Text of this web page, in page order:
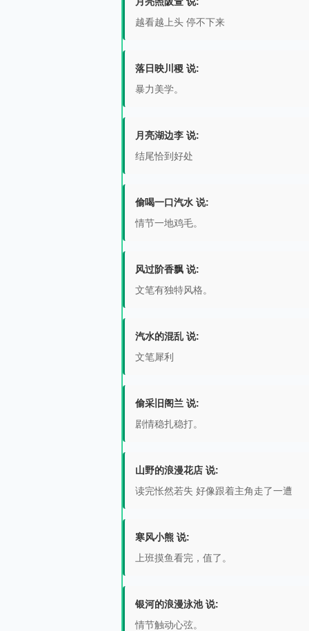
越看越上头 停不下来
落日映川稷 说:
暴力美学。
月亮湖边李 说:
结尾恰到好处
偷喝一口汽水 说:
情节一地鸡毛。
风过阶香飘 说:
文笔有独特风格。
汽水的混乱 说:
文笔犀利
偷采旧阁兰 说:
剧情稳扎稳打。
山野的浪漫花店 说:
读完怅然若失 好像跟着主角走了一遭
寒风小熊 说:
上班摸鱼看完，值了。
银河的浪漫泳池 说:
情节触动心弦。